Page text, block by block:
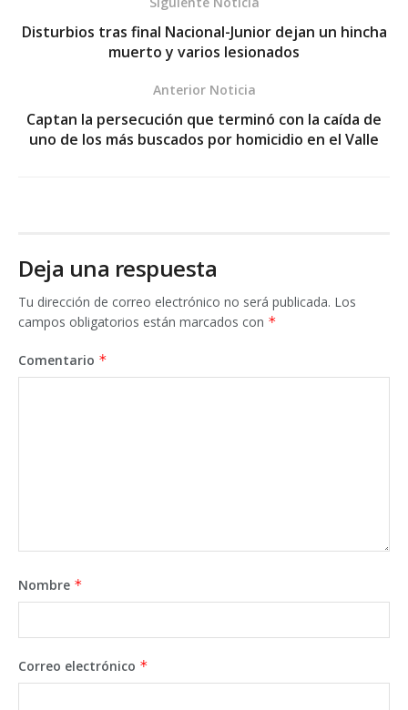
Disturbios tras final Nacional-Junior dejan un hincha
muerto y varios lesionados
Anterior Noticia
Captan la persecución que terminó con la caída de
uno de los más buscados por homicidio en el Valle
Deja una respuesta
Tu dirección de correo electrónico no será publicada. Los
campos obligatorios están marcados con *
Comentario *
Nombre *
Correo electrónico *